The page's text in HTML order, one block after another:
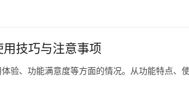
技巧与注意事项
验、功能满意度等方面的情况。从功能特点、